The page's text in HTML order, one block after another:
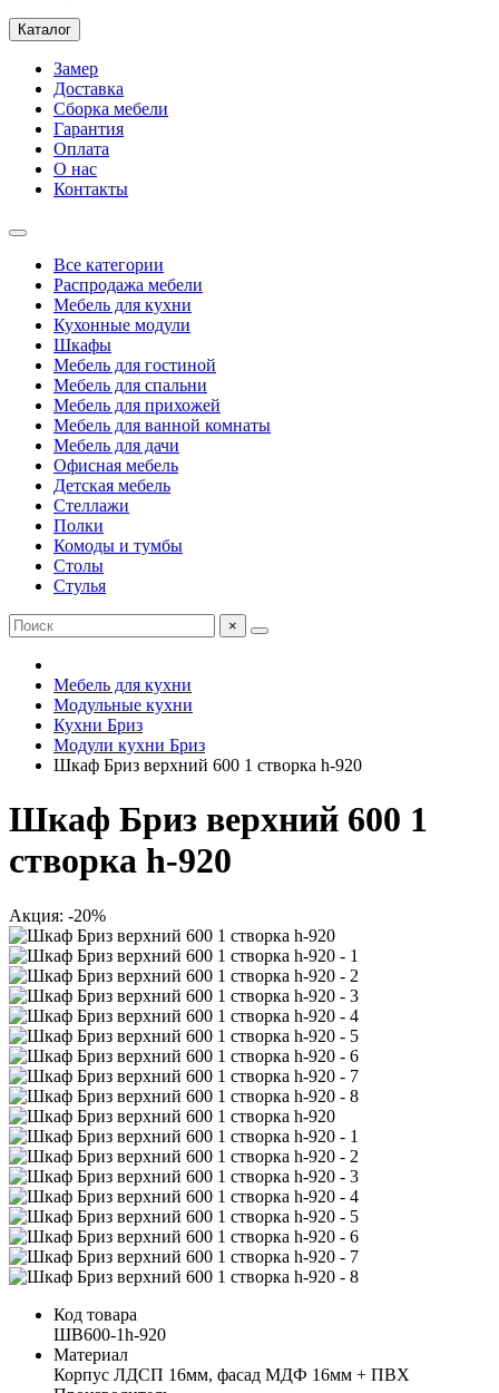
Каталог
Замер
Доставка
Сборка мебели
Гарантия
Оплата
О нас
Контакты
Все категории
Распродажа мебели
Мебель для кухни
Кухонные модули
Шкафы
Мебель для гостиной
Мебель для спальни
Мебель для прихожей
Мебель для ванной комнаты
Мебель для дачи
Офисная мебель
Детская мебель
Стеллажи
Полки
Комоды и тумбы
Столы
Стулья
×
Мебель для кухни
Модульные кухни
Кухни Бриз
Модули кухни Бриз
Шкаф Бриз верхний 600 1 створка h-920
Шкаф Бриз верхний 600 1
створка h-920
Акция: -20%
Код товара
ШВ600-1h-920
Материал
Корпус ЛДСП 16мм, фасад МДФ 16мм + ПВХ